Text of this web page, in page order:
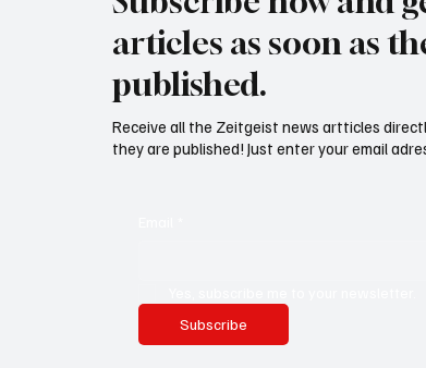
articles as soon as
published.
Subscribe
Receive all the Zeitgeist news artticles
they are published! Just enter your email